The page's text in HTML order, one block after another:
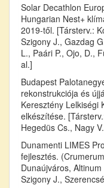
Solar Decathlon
Hungarian Nest+
2019-től. [Társterv.:
Szigony J., Gazdag
L., Paári P., Ojo, D.,
al.]
Budapest
rekonstrukciója és
Keresztény Lelkiségi
elkészítése.
Hegedüs Cs., Nagy
Dunamenti LIMES
fejlesztés.
Dunaújváros,
Szigony J.,